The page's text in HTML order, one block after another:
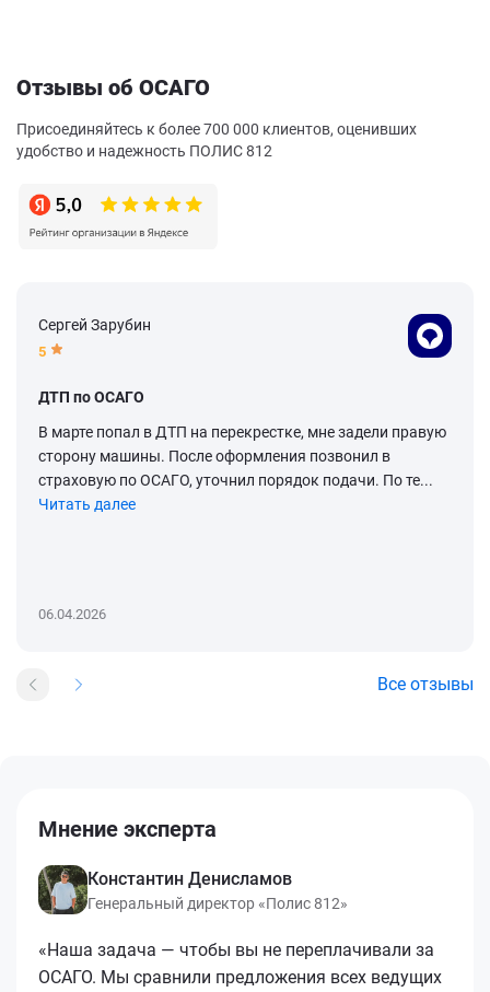
Отзывы об ОСАГО
Присоединяйтесь к более 700 000 клиентов, оценивших
удобство и надежность ПОЛИС 812
Сергей Зарубин
5
ДТП по ОСАГО
В марте попал в ДТП на перекрестке, мне задели правую
сторону машины. После оформления позвонил в
страховую по ОСАГО, уточнил порядок подачи. По те...
Читать далее
06.04.2026
Все отзывы
Мнение эксперта
Константин Денисламов
Генеральный директор «Полис 812»
«Наша задача — чтобы вы не переплачивали за
ОСАГО. Мы сравнили предложения всех ведущих